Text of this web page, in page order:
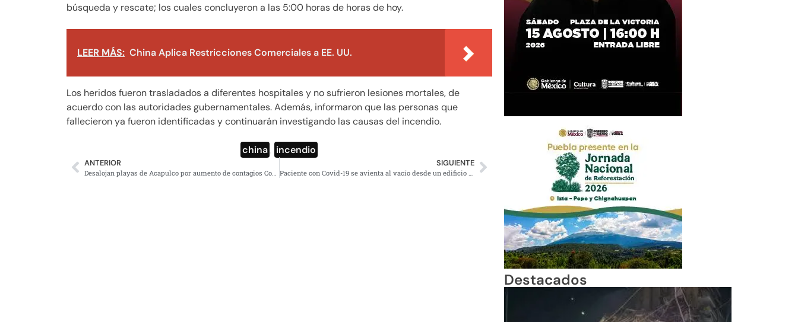
búsqueda y rescate; los cuales concluyeron a las 5:00 horas de horas de hoy.
LEER MÁS: China Aplica Restricciones Comerciales a EE. UU.
Los heridos fueron trasladados a diferentes hospitales y no sufrieron lesiones mortales, de
acuerdo con las autoridades gubernamentales. Además, informaron que las personas que
fallecieron ya fueron identificadas y continuarán investigando las causas del incendio.
china incendio
ANTERIOR SIGUIENTE
Destacados